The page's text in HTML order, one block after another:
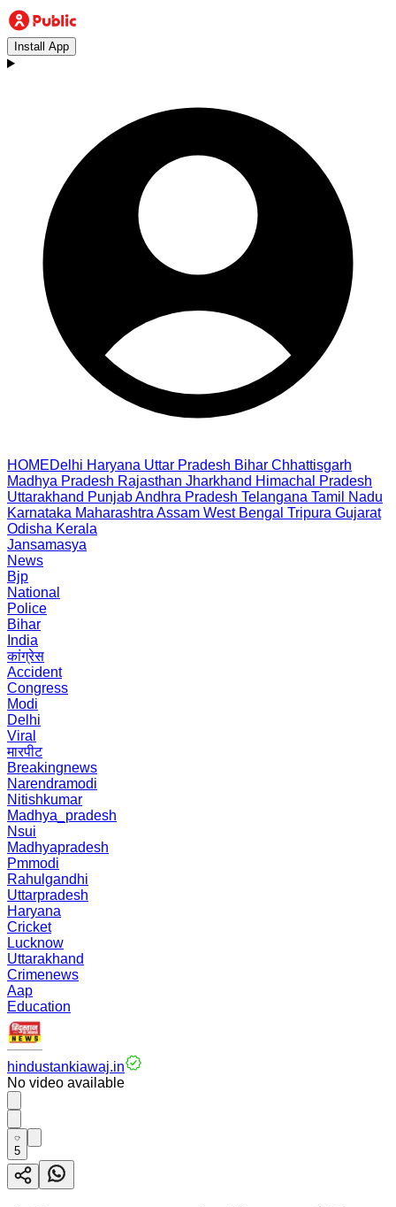
Install App
HOMEDelhi Haryana Uttar Pradesh Bihar Chhattisgarh
Madhya Pradesh Rajasthan Jharkhand Himachal Pradesh
Uttarakhand PunjabAndhra Pradesh Telangana Tamil Nadu
Karnataka Maharashtra Assam West Bengal Tripura Gujarat
Odisha Kerala
Jansamasya
News
Bjp
National
Police
Bihar
India
कांग्रेस
Accident
Congress
Modi
Delhi
Viral
मारपीट
Breakingnews
Narendramodi
Nitishkumar
Madhya_pradesh
Nsui
Madhyapradesh
Pmmodi
Rahulgandhi
Uttarpradesh
Haryana
Cricket
Lucknow
Uttarakhand
Crimenews
Aap
Education
hindustankiawaj.in
No video available
5